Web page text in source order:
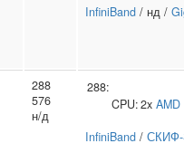
InfiniBand / нд /
288
576
н/д
288:
CPU:2x AMD
InfiniBand / СКИФ-